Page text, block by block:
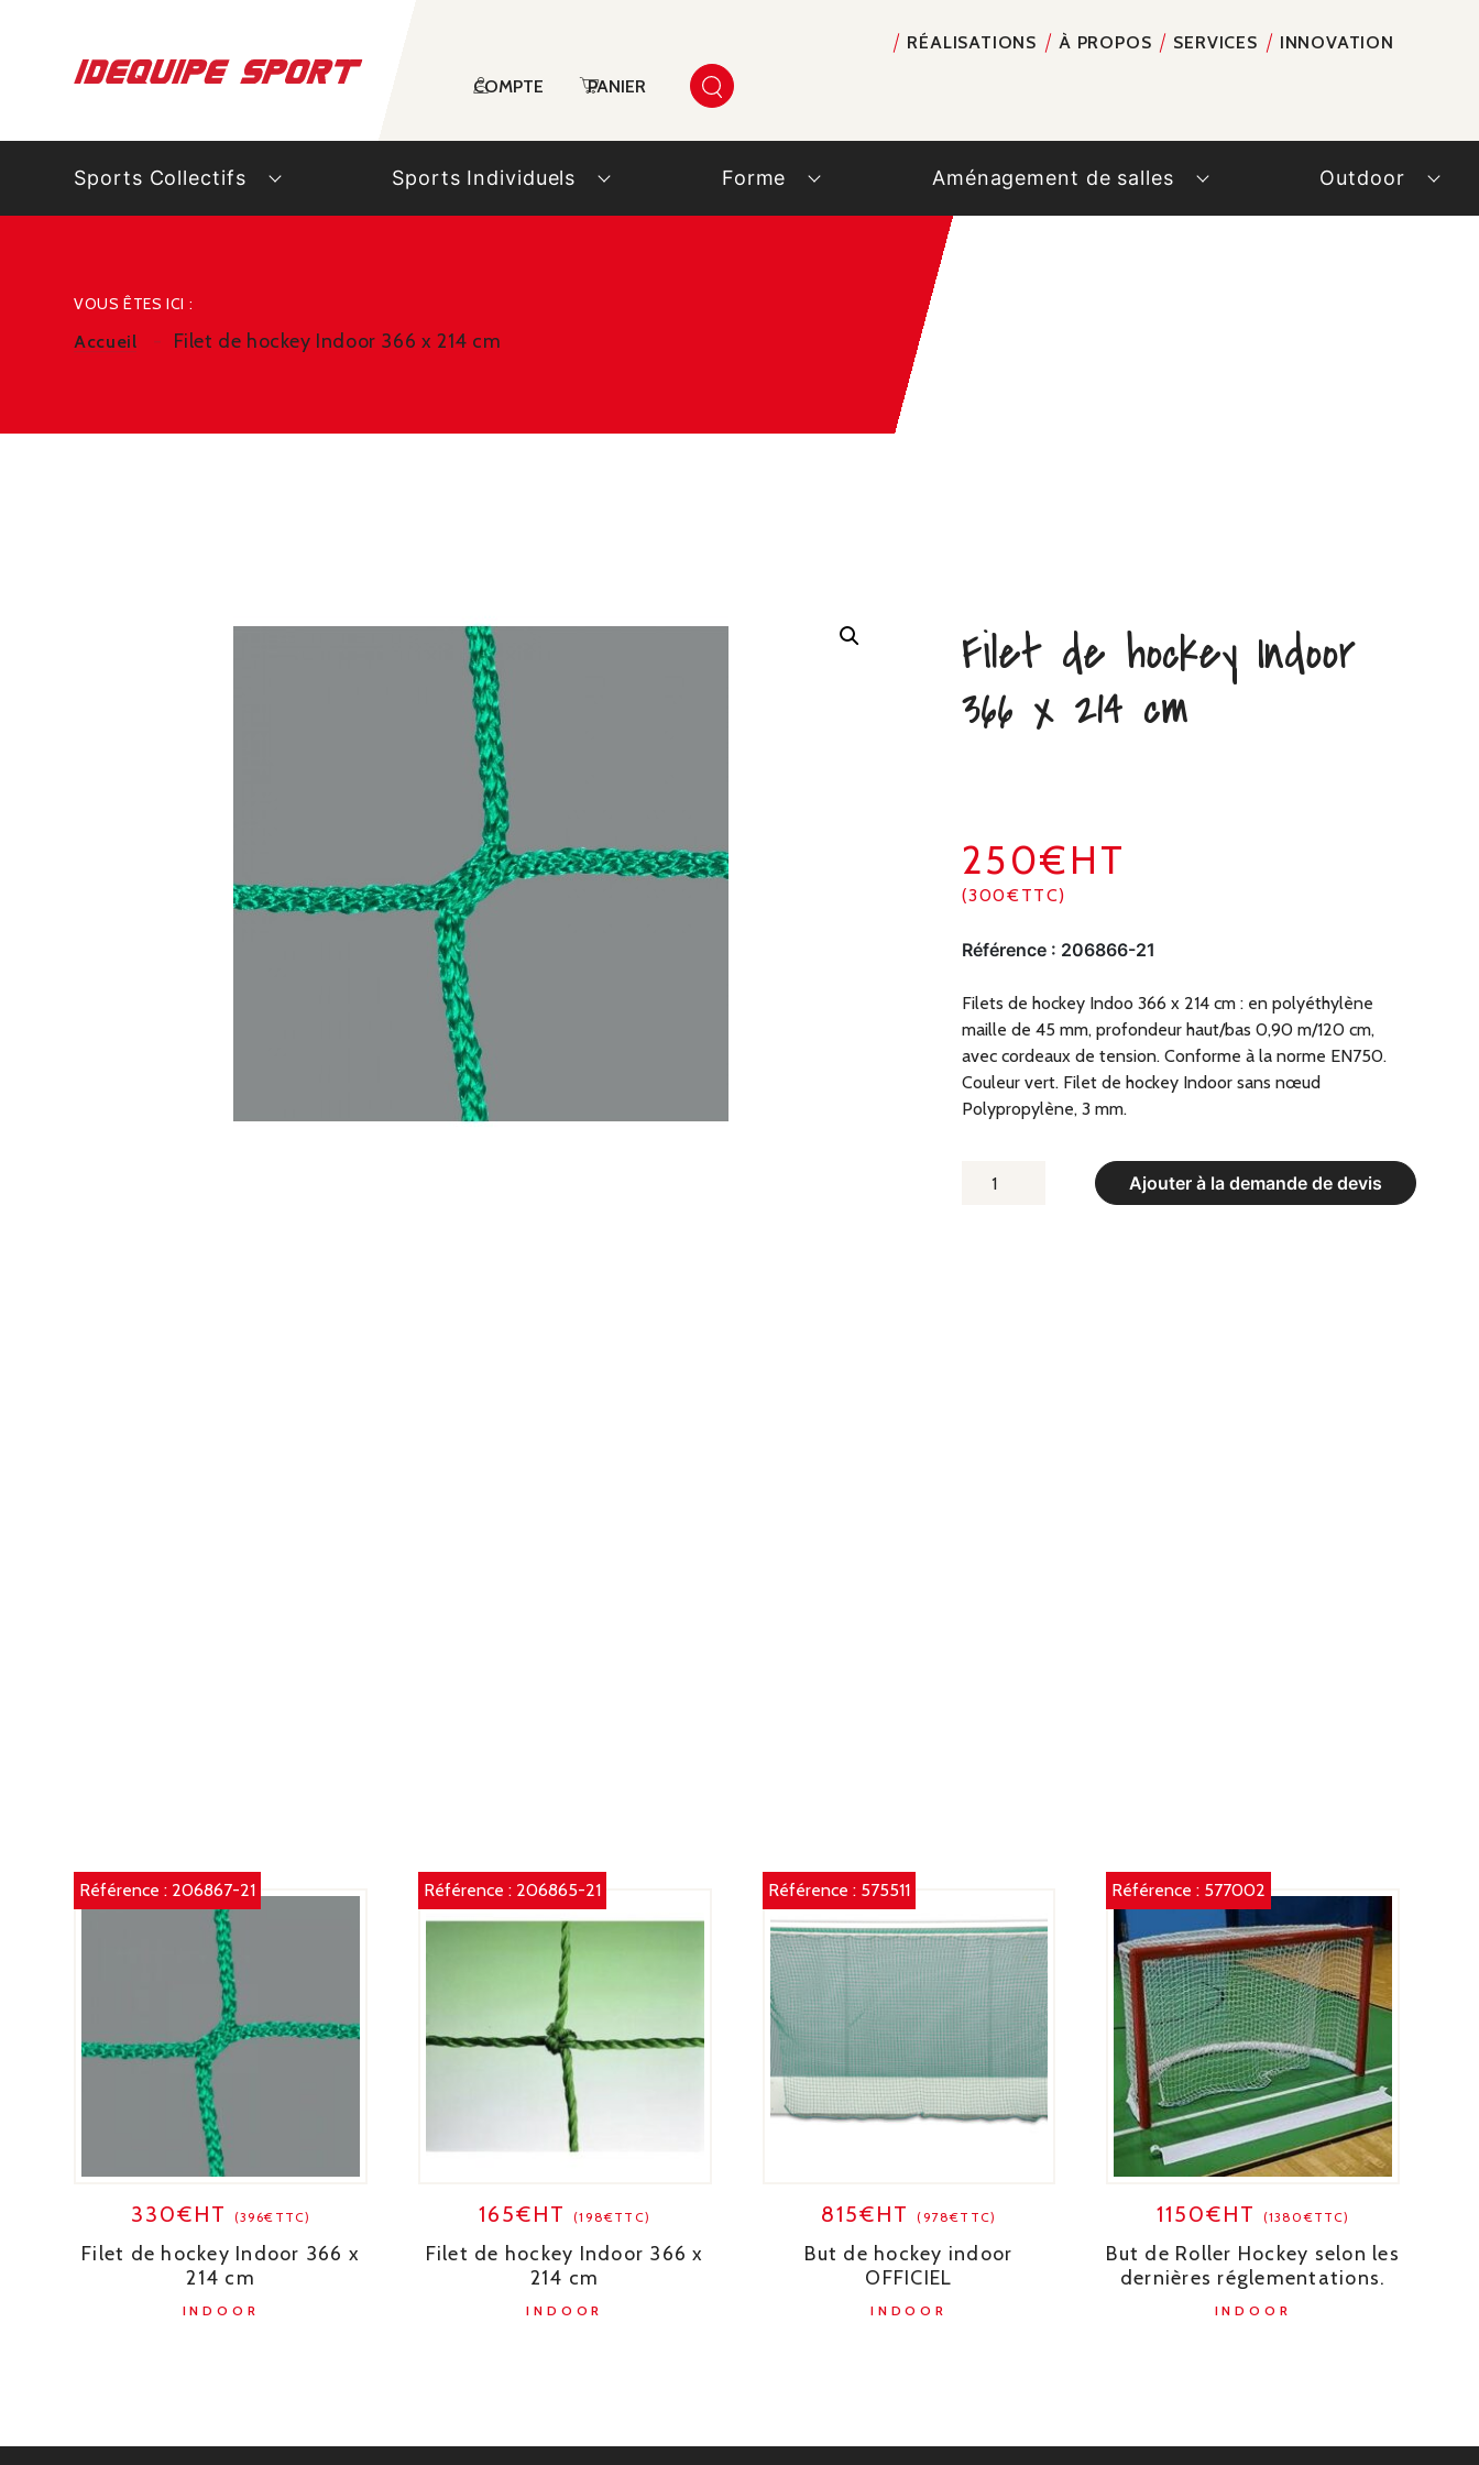
RÉALISATIONS À PROPOS SERVICES INNOVATION
COMPTE PANIER
Sports Collectifs Sports Individuels Forme Aménagement de salles Outdoor
VOUS ÊTES ICI :
Accueil Filet de hockey Indoor 366 x 214 cm
Filet de hockey Indoor
366 x 214 cm
250€HT
(300€TTC)
Référence : 206866-21
Filets de hockey Indoo 366 x 214 cm : en polyéthylène
maille de 45 mm, profondeur haut/bas 0,90 m/120 cm,
avec cordeaux de tension. Conforme à la norme EN750.
Couleur vert. Filet de hockey Indoor sans nœud
Polypropylène, 3 mm.
Ajouter à la demande de devis
QUANTITÉ
Référence : 206867-21
330€HT (396€TTC)
Filet de hockey Indoor 366 x
214 cm
INDOOR
Référence : 206865-21
165€HT(198€TTC)
Filet de hockey Indoor 366 x
214 cm
INDOOR
Référence : 575511
815€HT(978€TTC)
But de hockey indoor
OFFICIEL
INDOOR
Référence : 577002
1150€HT (1380€TTC)
But de Roller Hockey selon les
dernières réglementations.
INDOOR